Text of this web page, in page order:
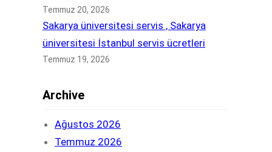
Temmuz 20, 2026
Sakarya üniversitesi servis , Sakarya
üniversitesi İstanbul servis ücretleri
Temmuz 19, 2026
Archive
Ağustos 2026
Temmuz 2026